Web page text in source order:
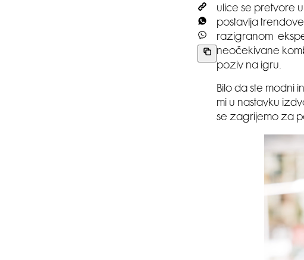
ulice se pretvore
postavlja
razigranom
neočekivane
poziv na igru.
Bilo da ste modni
mi u nastavku
se zagrijemo za